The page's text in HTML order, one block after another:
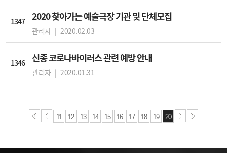
1347 2020 찾아가는 예술극장 기관 및 단체모집
관리자 | 2020.02.03
1346 신종 코로나바이러스 관련 예방 안내
관리자 | 2020.01.31
11 12 13 14 15 16 17 18 19 20